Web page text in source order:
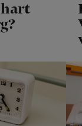
hart